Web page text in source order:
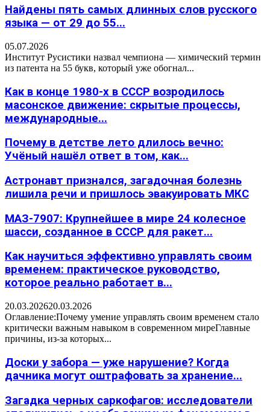
Найдены пять самых длинных слов русского
языка — от 29 до 55...
05.07.2026
Институт Русистики назвал чемпиона — химический термин
из патента на 55 букв, который уже обогнал...
Как в конце 1980-х в СССР возродилось
масонское движение: скрытые процессы,
международные...
Почему в детстве лето длилось вечно:
Учёный нашёл ответ в том, как...
Астронавт признался, загадочная болезнь
лишила речи и пришлось эвакуировать МКС
МАЗ-7907: Крупнейшее в мире 24 колесное
шасси, созданное в СССР для ракет...
Как научиться эффективно управлять своим
временем: практическое руководство,
которое реально работает в...
20.03.202620.03.2026
Оглавление:Почему умение управлять своим временем стало
критически важным навыком в современном миреГлавные
причины, из-за которых...
Доски у забора — уже нарушение? Когда
дачника могут оштрафовать за хранение...
Загадка черных саркофагов: исследователи